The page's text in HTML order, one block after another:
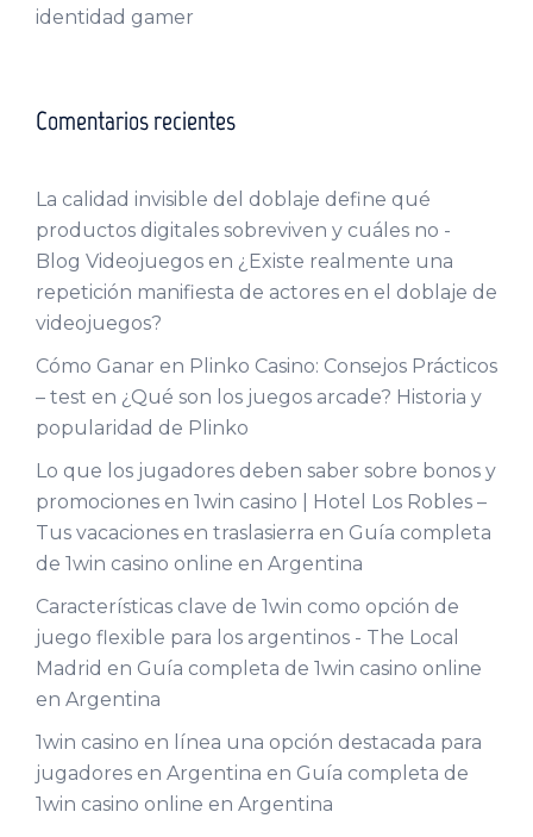
identidad gamer
Comentarios recientes
La calidad invisible del doblaje define qué
productos digitales sobreviven y cuáles no -
Blog Videojuegos en ¿Existe realmente una
repetición manifiesta de actores en el doblaje de
videojuegos?
Cómo Ganar en Plinko Casino: Consejos Prácticos
– test en ¿Qué son los juegos arcade? Historia y
popularidad de Plinko
Lo que los jugadores deben saber sobre bonos y
promociones en 1win casino | Hotel Los Robles –
Tus vacaciones en traslasierra en Guía completa
de 1win casino online en Argentina
Características clave de 1win como opción de
juego flexible para los argentinos - The Local
Madrid en Guía completa de 1win casino online
en Argentina
1win casino en línea una opción destacada para
jugadores en Argentina en Guía completa de
1win casino online en Argentina